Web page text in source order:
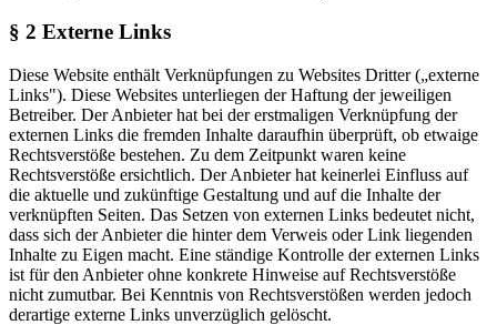
§ 2 Externe Links
Diese Website enthält Verknüpfungen zu Websites Dritter („externe
Links"). Diese Websites unterliegen der Haftung der jeweiligen
Betreiber. Der Anbieter hat bei der erstmaligen Verknüpfung der
externen Links die fremden Inhalte daraufhin überprüft, ob etwaige
Rechtsverstöße bestehen. Zu dem Zeitpunkt waren keine
Rechtsverstöße ersichtlich. Der Anbieter hat keinerlei Einfluss auf
die aktuelle und zukünftige Gestaltung und auf die Inhalte der
verknüpften Seiten. Das Setzen von externen Links bedeutet nicht,
dass sich der Anbieter die hinter dem Verweis oder Link liegenden
Inhalte zu Eigen macht. Eine ständige Kontrolle der externen Links
ist für den Anbieter ohne konkrete Hinweise auf Rechtsverstöße
nicht zumutbar. Bei Kenntnis von Rechtsverstößen werden jedoch
derartige externe Links unverzüglich gelöscht.